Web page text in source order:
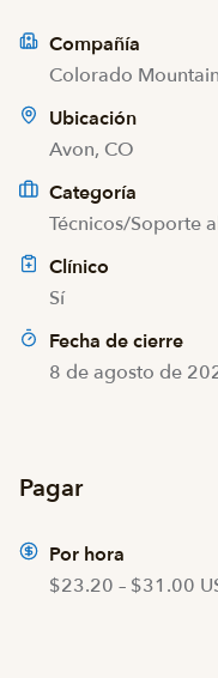
Compañía
Colorado
Ubicación
Avon, CO
Categoría
Técnicos/Soporte
Clínico
Sí
Fecha de cierre
8 de agosto de
Pagar
Por hora
$23.20 – $31.00